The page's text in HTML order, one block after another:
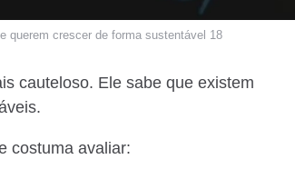
querem crescer de forma sustentável 18
cauteloso. Ele sabe que existem
costuma avaliar: